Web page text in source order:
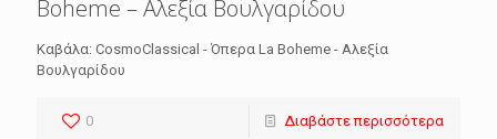
Boheme – Αλεξία Βουλγαρίδου
Καβάλα: CosmoClassical - Όπερα La Boheme - Αλεξία
Βουλγαρίδου
0 Διαβάστε περισσότερα